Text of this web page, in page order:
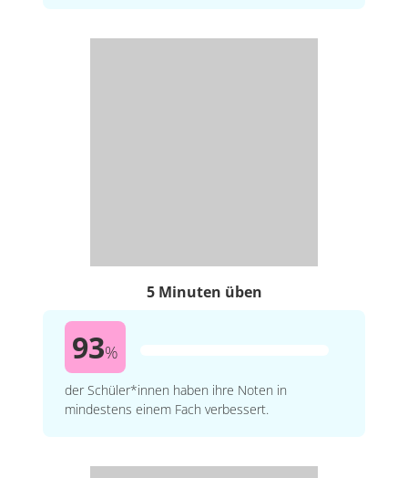
5 Minuten üben
93%
der Schüler*innen haben ihre Noten in
mindestens einem Fach verbessert.